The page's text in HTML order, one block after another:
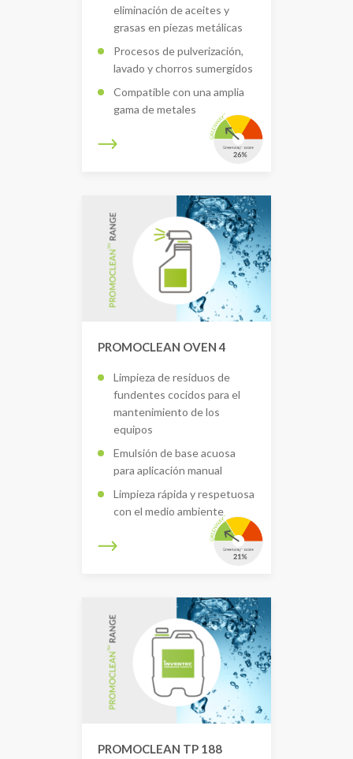
eliminación de aceites y
grasas en piezas metálicas
Procesos de pulverización,
lavado y chorros sumergidos
Compatible con una amplia
gama de metales
PROMOCLEAN OVEN 4
Limpieza de residuos de
fundentes cocidos para el
mantenimiento de los
equipos
Emulsión de base acuosa
para aplicación manual
Limpieza rápida y respetuosa
con el medio ambiente
PROMOCLEAN TP 188